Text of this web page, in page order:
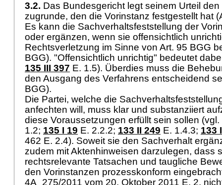
3.2. Das Bundesgericht legt seinem Urteil
zugrunde, den die Vorinstanz festgestellt hat (
Es kann die Sachverhaltsfeststellung der
oder ergänzen, wenn sie offensichtlich
Rechtsverletzung im Sinne von Art. 95 BGG
BGG). "Offensichtlich unrichtig" bedeutet
135 III 397 E. 1.5). Überdies muss die
den Ausgang des Verfahrens entscheidend
BGG).
Die Partei, welche die
anfechten will, muss klar und substanziiert
diese Voraussetzungen erfüllt sein sollen (vgl.
1.2; 135 I 19 E. 2.2.2; 133 II 249 E. 1.4.3; 133
462 E. 2.4). Soweit sie den Sachverhalt
zudem mit Aktenhinweisen darzulegen, dass
rechtsrelevante Tatsachen und taugliche
den Vorinstanzen prozesskonform
4A_275/2011 vom 20. Oktober 2011 E. 2,